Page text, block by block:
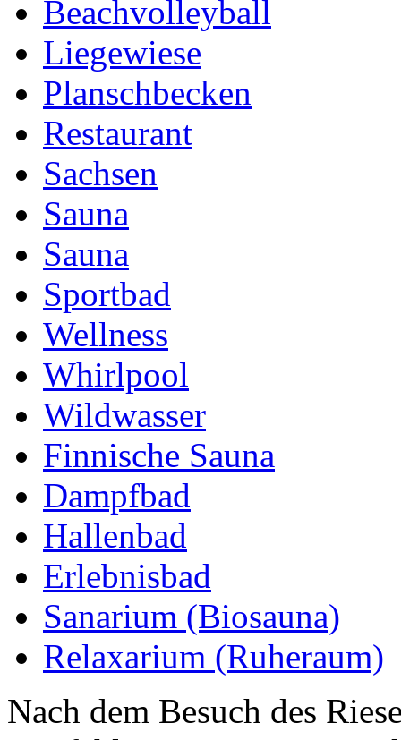
Beachvolleyball
Liegewiese
Planschbecken
Restaurant
Sachsen
Sauna
Sauna
Sportbad
Wellness
Whirlpool
Wildwasser
Finnische Sauna
Dampfbad
Hallenbad
Erlebnisbad
Sanarium (Biosauna)
Relaxarium (Ruheraum)
Nach dem Besuch des